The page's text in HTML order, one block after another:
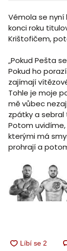
Vémola se
konci roku
Krištofičem,
„Pokud Pešta
Pokud ho
zajímají
Tohle je moje
mě vůbec
zpátky a sebral
Potom
kterými má
prohrají a